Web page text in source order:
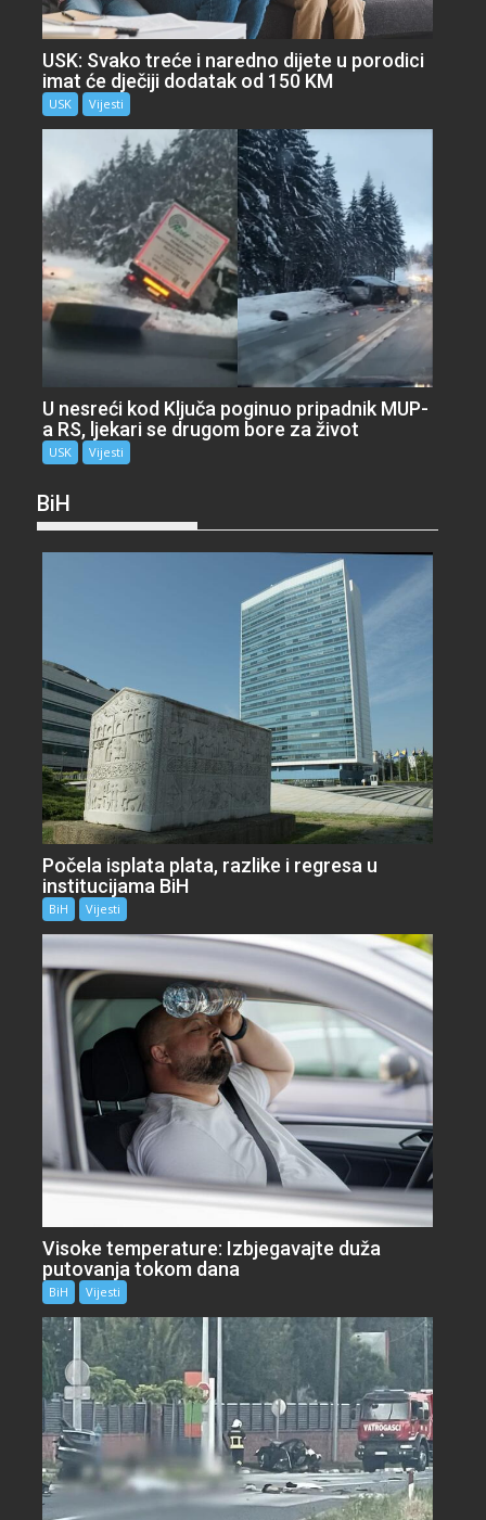
USK: Svako treće i naredno dijete u porodici
imat će dječiji dodatak od 150 KM
USK Vijesti
U nesreći kod Ključa poginuo pripadnik MUP-
a RS, ljekari se drugom bore za život
USK Vijesti
BiH
Počela isplata plata, razlike i regresa u
institucijama BiH
BiH Vijesti
Visoke temperature: Izbjegavajte duža
putovanja tokom dana
BiH Vijesti